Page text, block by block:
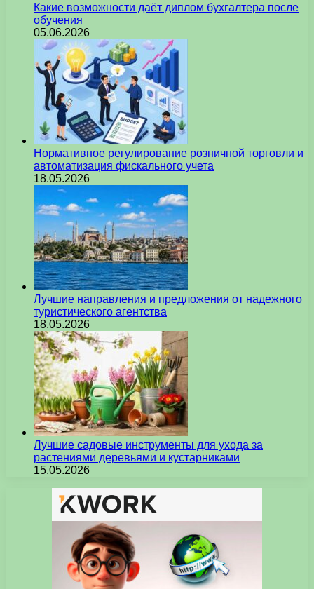
Какие возможности даёт диплом бухгалтера после
обучения
05.06.2026
Нормативное регулирование розничной торговли и
автоматизация фискального учета
18.05.2026
Лучшие направления и предложения от надежного
туристического агентства
18.05.2026
Лучшие садовые инструменты для ухода за
растениями деревьями и кустарниками
15.05.2026